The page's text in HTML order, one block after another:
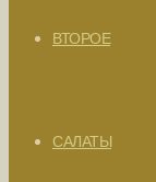
ВТОРОЕ
САЛАТЫ